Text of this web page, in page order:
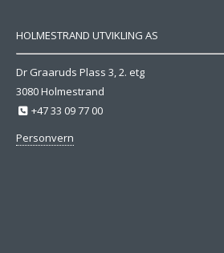
HOLMESTRAND UTVIKLING AS
Dr Graaruds Plass 3, 2. etg
3080 Holmestrand
+47 33 09 77 00
Personvern